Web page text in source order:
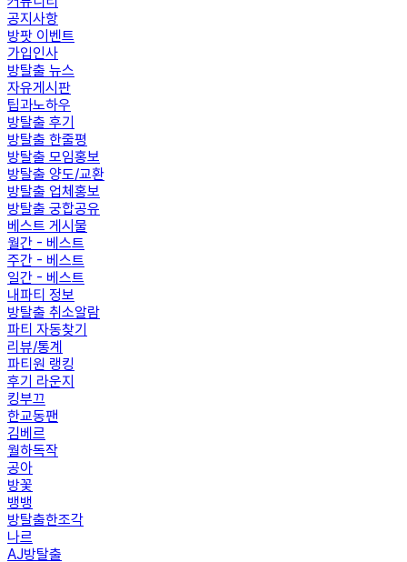
공지사항
방팟 이벤트
가입인사
방탈출 뉴스
자유게시판
팁과노하우
방탈출 후기
방탈출 한줄평
방탈출 모임홍보
방탈출 양도/교환
방탈출 업체홍보
방탈출 궁합공유
베스트 게시물
월간 - 베스트
주간 - 베스트
일간 - 베스트
내파티 정보
방탈출 취소알람
파티 자동찾기
리뷰/통계
파티원 랭킹
후기 라운지
킹부끄
한교동팬
김베르
월하독작
공아
방꽃
뱅뱅
방탈출한조각
나르
AJ방탈출